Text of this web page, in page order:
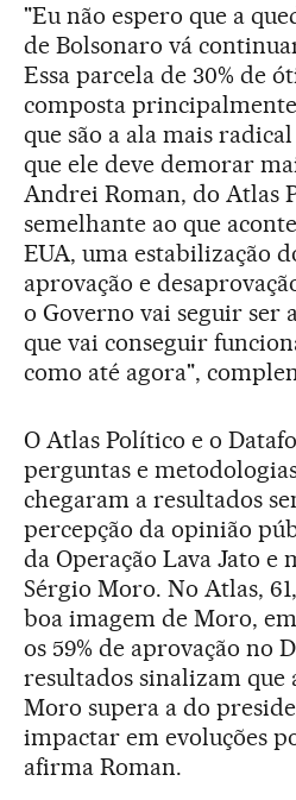
"Eu não espero que a
de Bolsonaro vá
Essa parcela de 30% de
composta
que são a ala mais
que ele deve demorar
Andrei Roman, do Atlas
semelhante ao que
EUA, uma estabilização
aprovação e
o Governo vai seguir ser
que vai conseguir
como até agora",
O Atlas Político e o
perguntas e
chegaram a resultados
percepção da opinião
da Operação Lava Jato e
Sérgio Moro. No Atlas,
boa imagem de Moro,
os 59% de aprovação no
resultados sinalizam que
Moro supera a do
impactar em evoluções
afirma Roman.